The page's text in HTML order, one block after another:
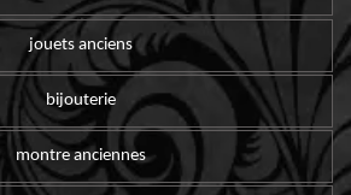
jouets anciens
bijouterie
montre anciennes